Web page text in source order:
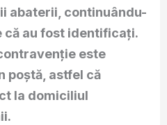
abaterii, continuându-
că au fost identificați.
este
poștă, astfel că
la domiciliul